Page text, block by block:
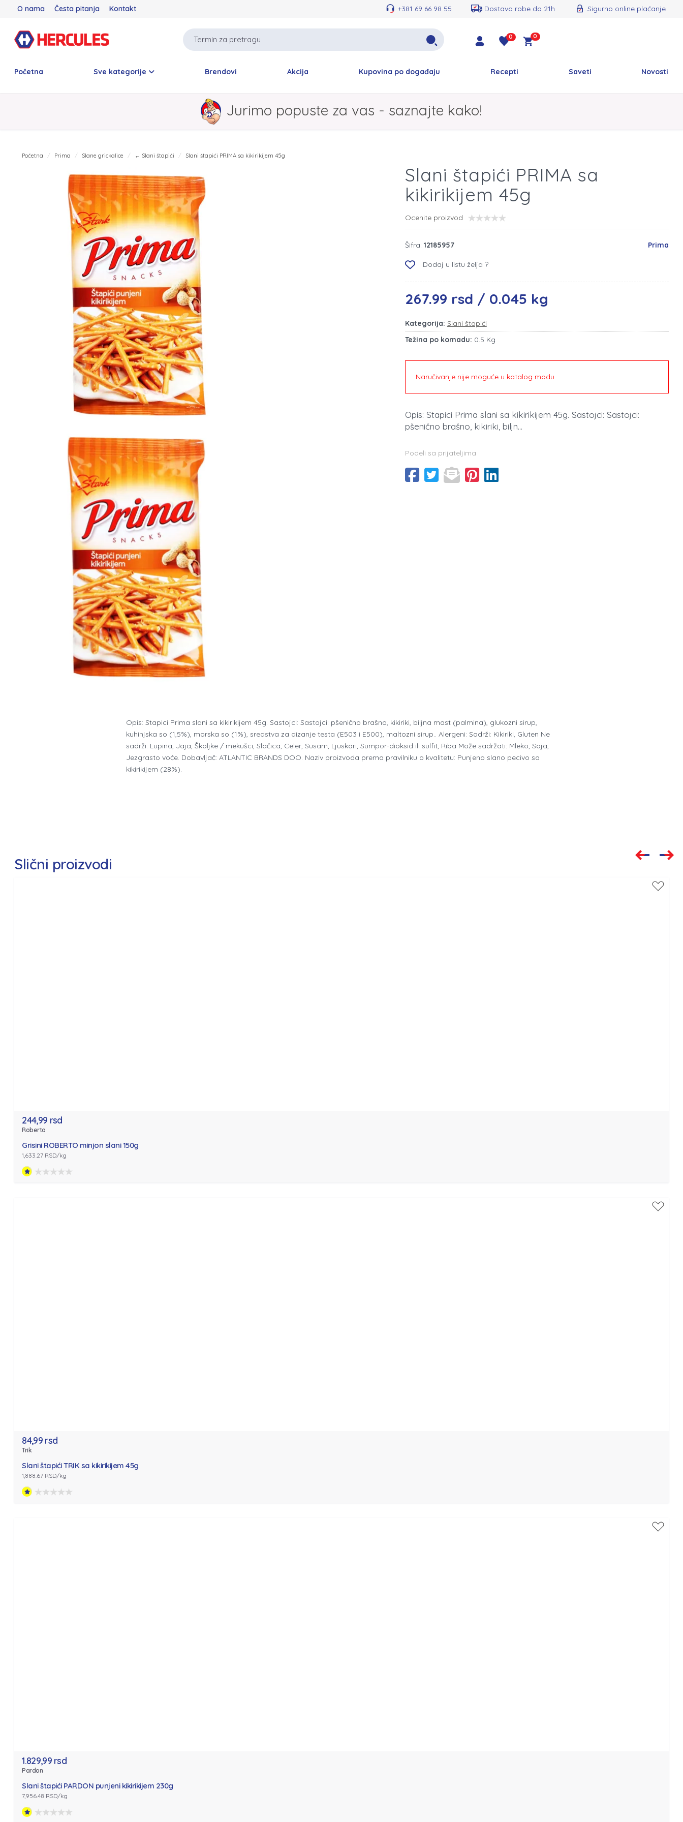
O nama Česta pitanja Kontakt +381 69 66 98 55 Dostava robe do 21h Sigurno online plaćanje
0 0
Početna Sve kategorije Brendovi Akcija Kupovina po događaju Recepti Saveti Novosti
Jurimo popuste za vas - saznajte kako!
Početna Prima Slane grickalice ← Slani štapići Slani štapići PRIMA sa kikirikijem 45g
Slani štapići PRIMA sa
kikirikijem 45g
Ocenite proizvod
Šifra: 12185957
Dodaj u listu želja ?
Prima
267.99 rsd / 0.045 kg
Kategorija: Slani štapići
Težina po komadu: 0.5 Kg
Naručivanje nije moguće u katalog modu
Opis: Stapici Prima slani sa kikirikijem 45g. Sastojci: Sastojci:
pšenično brašno, kikiriki, biljn...
Podeli sa prijateljima
Opis: Stapici Prima slani sa kikirikijem 45g. Sastojci: Sastojci: pšenično brašno, kikiriki, biljna mast (palmina), glukozni sirup,
kuhinjska so (1,5%), morska so (1%), sredstva za dizanje testa (E503 i E500), maltozni sirup.. Alergeni: Sadrži: Kikiriki, Gluten Ne
sadrži: Lupina, Jaja, Školjke / mekušci, Slačica, Celer, Susam, Ljuskari, Sumpor-dioksid ili sulfit, Riba Može sadržati: Mleko, Soja,
Jezgrasto voće. Dobavljač: ATLANTIC BRANDS DOO. Naziv proizvoda prema pravilniku o kvalitetu: Punjeno slano pecivo sa
kikirikijem (28%).
Slični proizvodi
244,99 rsd
Roberto
Grisini ROBERTO minjon slani 150g
1,633.27 RSD/kg
84,99 rsd
Trik
Slani štapići TRIK sa kikirikijem 45g
1,888.67 RSD/kg
1.829,99 rsd
Pardon
Slani štapići PARDON punjeni kikirikijem 230g
7,956.48 RSD/kg